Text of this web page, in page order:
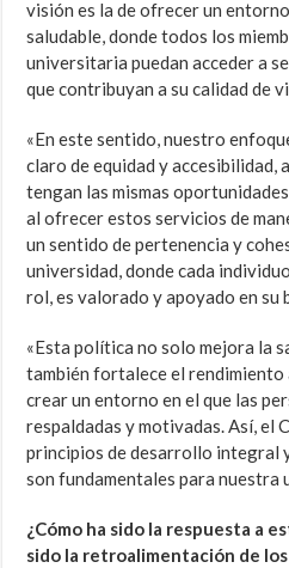
visión es la de ofrecer un
saludable, donde todos los
universitaria puedan acceder a
que contribuyan a su calidad de
«En este sentido, nuestro
claro de equidad y accesibilidad,
tengan las mismas
al ofrecer estos servicios de
un sentido de pertenencia y
universidad, donde cada
rol, es valorado y apoyado en
«Esta política no solo mejora la
también fortalece el rendimiento
crear un entorno en el que las
respaldadas y motivadas. Así, el
principios de desarrollo integral
son fundamentales para nuestra
¿Cómo ha sido la respuesta a
sido la retroalimentación de